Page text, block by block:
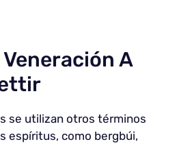
A
se utilizan otros términos
espíritus, como bergbúi,